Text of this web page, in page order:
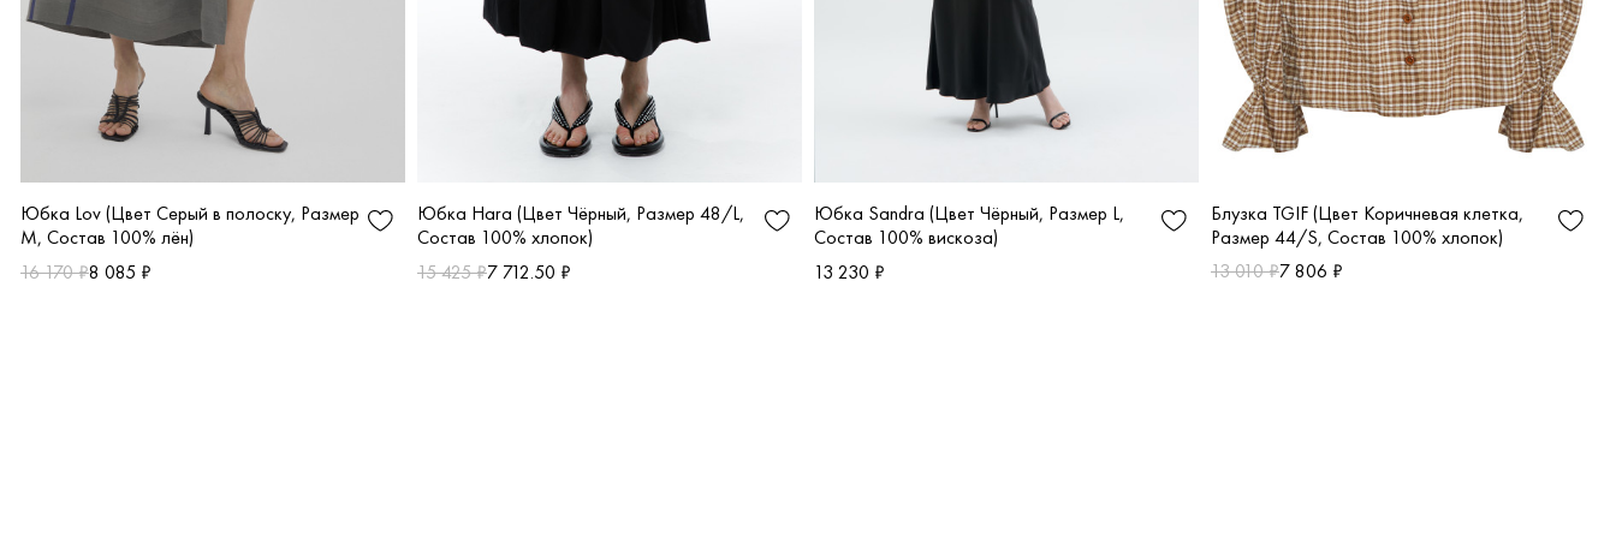
Юбка Lov (Цвет Серый в полоску, Размер
M, Состав 100% лён)
16 170 ₽8 085 ₽
Юбка Hara (Цвет Чёрный, Размер 48/L,
Состав 100% хлопок)
15 425 ₽7 712.50 ₽
Юбка Sandra (Цвет Чёрный, Размер L,
Состав 100% вискоза)
13 230 ₽
Блузка TGIF (Цвет Коричневая клетка,
Размер 44/S, Состав 100% хлопок)
13 010 ₽7 806 ₽